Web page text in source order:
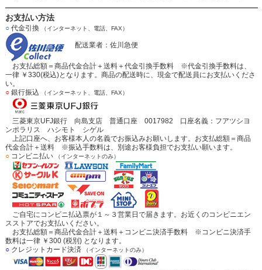
お支払い方法
○代金引換 （インターネット、電話、FAX）
配送業者：佐川急便
お支払総額＝商品代金合計＋送料＋代金引換手数料 ※代金引換手数料は、
一律 ￥330(税込)となります。商品の配送時に、現金で配送員にお支払いくださ
い。
○銀行振込 （インターネット、電話、FAX）
三菱東京UFJ銀行 向島支店 普通口座 0017982 口座名義：フアツシヨ
ンポラリス ハシモト シゲル
上記口座へ、お客様本人の名義でお振込みお願いします。お支払総額＝商品
代金合計＋送料 ※振込手数料は、別途お客様負担でお支払い願います。
○コンビニ払い （インターネットのみ）
ご自宅にコンビニ払込票が１～３営業日で届きます。お近くのコンビニエン
スストアでお支払いください。
お支払総額＝商品代金合計＋送料＋コンビニ決済手数料 ※コンビニ決済手
数料は一律 ￥300 (税別) となります。
○クレジットカード決済 （インターネットのみ）